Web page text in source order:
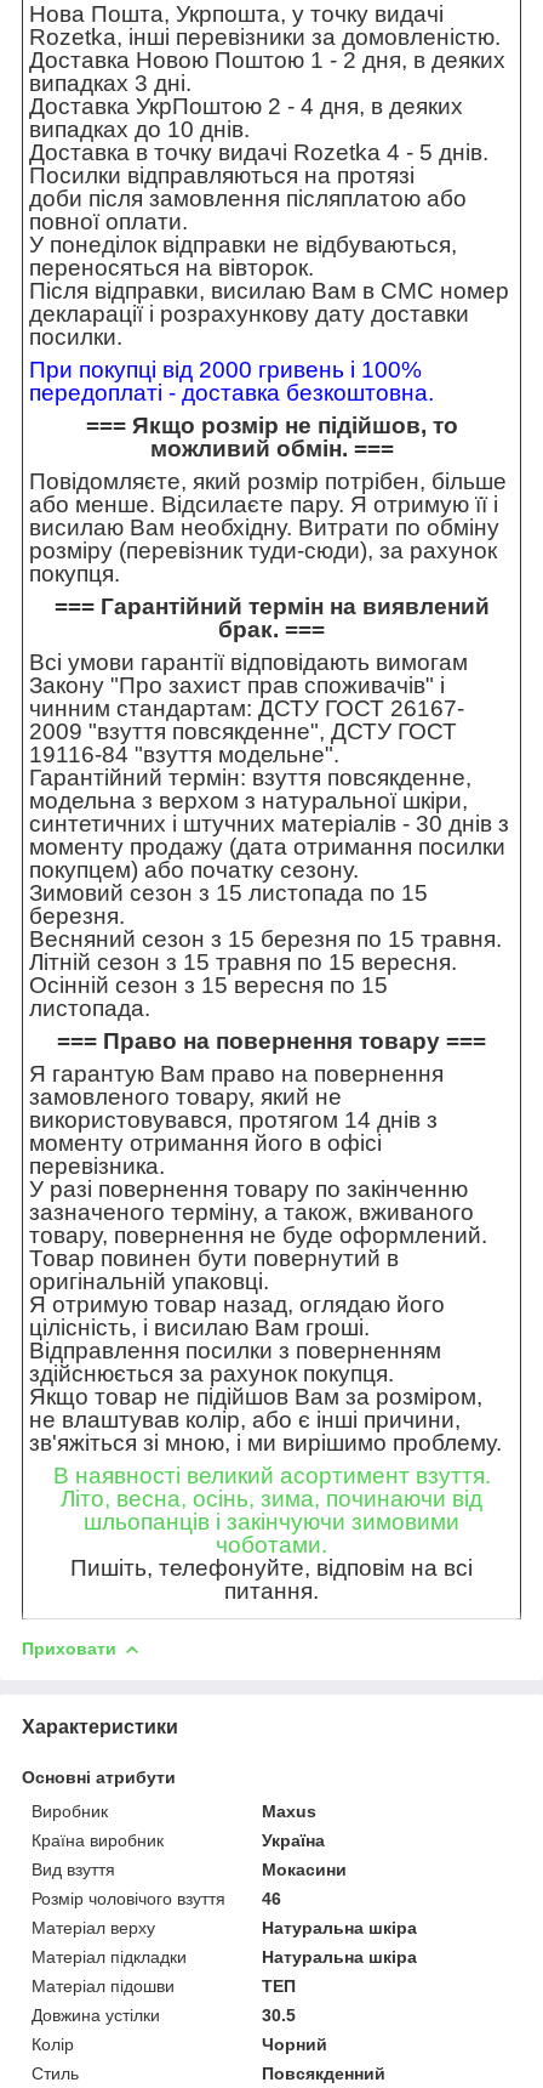
Нова Пошта, Укрпошта, у точку видачі
Rozetka, інші перевізники за домовленістю.
Доставка Новою Поштою 1 - 2 дня, в деяких
випадках 3 дні.
Доставка УкрПоштою 2 - 4 дня, в деяких
випадках до 10 днів.
Доставка в точку видачі Rozetka 4 - 5 днів.
Посилки відправляються на протязі
доби після замовлення післяплатою або
повної оплати.
У понеділок відправки не відбуваються,
переносяться на вівторок.
Після відправки, висилаю Вам в СМС номер
декларації і розрахункову дату доставки
посилки.
При покупці від 2000 гривень і 100%
передоплаті - доставка безкоштовна.
=== Якщо розмір не підійшов, то
можливий обмін. ===
Повідомляєте, який розмір потрібен, більше
або менше. Відсилаєте пару. Я отримую її і
висилаю Вам необхідну. Витрати по обміну
розміру (перевізник туди-сюди), за рахунок
покупця.
=== Гарантійний термін на виявлений
брак. ===
Всі умови гарантії відповідають вимогам
Закону "Про захист прав споживачів" і
чинним стандартам: ДСТУ ГОСТ 26167-
2009 "взуття повсякденне", ДСТУ ГОСТ
19116-84 "взуття модельне".
Гарантійний термін: взуття повсякденне,
модельна з верхом з натуральної шкіри,
синтетичних і штучних матеріалів - 30 днів з
моменту продажу (дата отримання посилки
покупцем) або початку сезону.
Зимовий сезон з 15 листопада по 15
березня.
Весняний сезон з 15 березня по 15 травня.
Літній сезон з 15 травня по 15 вересня.
Осінній сезон з 15 вересня по 15
листопада.
=== Право на повернення товару ===
Я гарантую Вам право на повернення
замовленого товару, який не
використовувався, протягом 14 днів з
моменту отримання його в офісі
перевізника.
У разі повернення товару по закінченню
зазначеного терміну, а також, вживаного
товару, повернення не буде оформлений.
Товар повинен бути повернутий в
оригінальній упаковці.
Я отримую товар назад, оглядаю його
цілісність, і висилаю Вам гроші.
Відправлення посилки з поверненням
здійснюється за рахунок покупця.
Якщо товар не підійшов Вам за розміром,
не влаштував колір, або є інші причини,
зв'яжіться зі мною, і ми вирішимо проблему.
В наявності великий асортимент взуття.
Літо, весна, осінь, зима, починаючи від
шльопанців і закінчуючи зимовими
чоботами.
Пишіть, телефонуйте, відповім на всі
питання.
Приховати
Характеристики
Основні атрибути
Виробник
Maxus
Країна виробник
Україна
Вид взуття
Мокасини
Розмір чоловічого взуття
46
Матеріал верху
Натуральна шкіра
Матеріал підкладки
Натуральна шкіра
Матеріал підошви
ТЕП
Довжина устілки
30.5
Колір
Чорний
Стиль
Повсякденний